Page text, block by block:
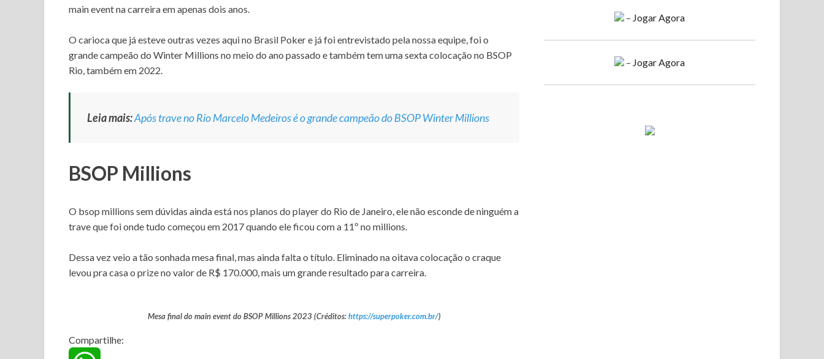
r
t
i
a
main event na carreira em apenas dois anos.
O carioca que já esteve outras vezes aqui no Brasil Poker e já foi entrevistado pela nossa equipe, foi o
grande campeão do Winter Millions no meio do ano passado e também tem uma sexta colocação no BSOP
Rio, também em 2022.
Leia mais:Após trave no Rio Marcelo Medeiros é o grande campeão do BSOP Winter Millions
BSOP Millions
O bsop millions sem dúvidas ainda está nos planos do player do Rio de Janeiro, ele não esconde de ninguém a
trave que foi onde tudo começou em 2017 quando ele ficou com a 11º no millions.
Dessa vez veio a tão sonhada mesa final, mas ainda falta o título. Eliminado na oitava colocação o craque
levou pra casa o prize no valor de R$ 170.000, mais um grande resultado para carreira.
Mesa final do main event do BSOP Millions 2023 (Créditos:https://superpoker.com.br/)
Compartilhe:
– Jogar Agora
– Jogar Agora